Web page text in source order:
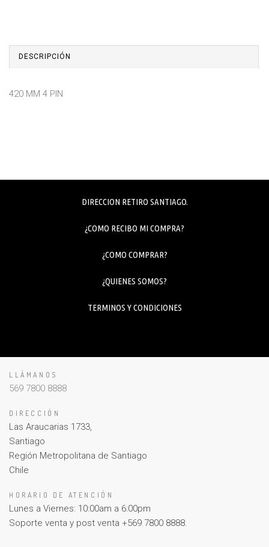
DESCRIPCIÓN
420 MM 4 PIN
DIRECCION RETIRO SANTIAGO.
¿COMO RECIBO MI COMPRA?
¿COMO COMPRAR?
¿QUIENES SOMOS?
TERMINOS Y CONDICIONES
LLÁMANOS
569 7800 8888
DIRECCIÓN
Las Araucarias 1733,
Santiago
Región Metropolitana de Santiago
Chile
HORARIO DE ATENCIÓN
Lunes a Viernes: 10:00am a 6:00pm
Soporte venta y post venta +569 7800 8888.